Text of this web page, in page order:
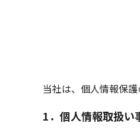
当社は、個人情報保
1．個人情報取扱い